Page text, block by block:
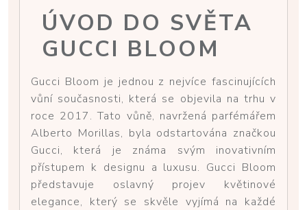
ÚVOD DO SVĚTA
GUCCI BLOOM
Gucci Bloom je jednou z nejvíce fascinujících
vůní současnosti, která se objevila na trhu v
roce 2017. Tato vůně, navržená parfémářem
Alberto Morillas, byla odstartována značkou
Gucci, která je známa svým inovativním
přístupem k designu a luxusu. Gucci Bloom
představuje oslavný projev květinové
elegance, který se skvěle vyjímá na každé